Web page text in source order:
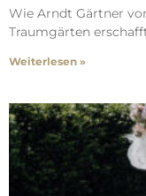
Wie Arndt Gärtner
Traumgärten
Weiterlesen »